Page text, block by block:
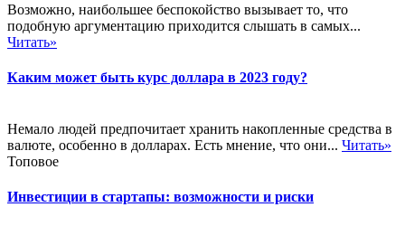
Возможно, наибольшее беспокойство вызывает то, что
подобную аргументацию приходится слышать в самых...
Читать»
Каким может быть курс доллара в 2023 году?
Немало людей предпочитает хранить накопленные средства в
валюте, особенно в долларах. Есть мнение, что они... Читать»
Топовое
Инвестиции в стартапы: возможности и риски